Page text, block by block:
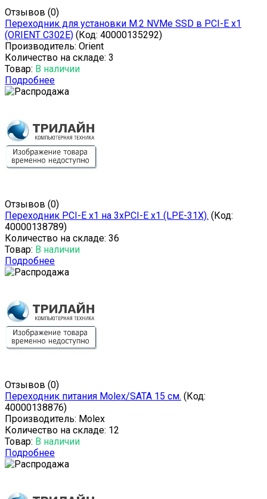
Отзывов (0)
Переходник для установки M.2 NVMe SSD в PCI-E x1
(ORIENT C302E) (Код: 40000135292)
Производитель: Orient
Количество на складе: 3
Товар: В наличии
Подробнее
Отзывов (0)
Переходник PCI-E x1 на 3xPCI-E x1 (LPE-31X). (Код:
40000138789)
Количество на складе: 36
Товар: В наличии
Подробнее
Отзывов (0)
Переходник питания Molex/SATA 15 см. (Код:
40000138876)
Производитель: Molex
Количество на складе: 12
Товар: В наличии
Подробнее